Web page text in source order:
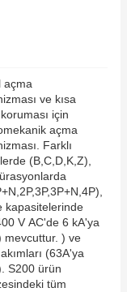
Paketleri
Hareket Kontrol Üniteleri
Runtime Yazılımları
açma
ve kısa
için
açma
Farklı
(B,C,D,K,Z),
kapasitelerinde
V AC'de 6 kA'ya
mevcuttur. ) ve
(63A'ya
S200 ürün
tüm